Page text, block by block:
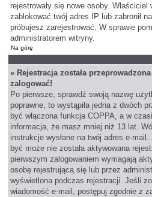
rejestrowały się nowe osoby. Właściciel
zablokować twój adres IP lub zabronił
próbujesz zarejestrować. W sprawie
administratorem witryny.
Na górę
» Rejestracja została
zalogować!
Po pierwsze, sprawdź swoją nazwę
poprawne, to wystąpiła jedna z dwóch
być włączona funkcja COPPA, a w
informacja, że masz mniej niż 13 lat.
instrukcje wysłane na twój adres e-
być może nie została aktywowana
pierwszym zalogowaniem wymagają
osobę rejestrującą się lub przez
wyświetlona podczas rejestracji. Jeśli
wiadomość e-mail, postępuj zgodnie z